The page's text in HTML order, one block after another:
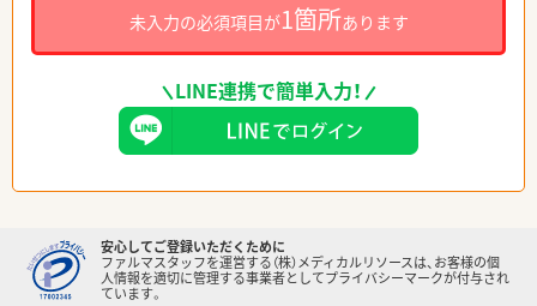
未入力の必須項目が1箇所あります
LINE連携で簡単入力！
安心してご登録いただくために
ファルマスタッフを運営する（株）メディカルリソースは、お客様の個
人情報を適切に管理する事業者としてプライバシーマークが付与され
ています。